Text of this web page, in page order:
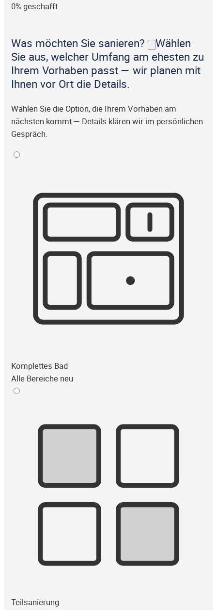
0% geschafft
Was möchten Sie sanieren?
Wählen
Sie aus, welcher Umfang am ehesten zu
Ihrem Vorhaben passt — wir planen mit
Ihnen vor Ort die Details.
Wählen Sie die Option, die Ihrem Vorhaben am
nächsten kommt — Details klären wir im persönlichen
Gespräch.
Komplettes Bad
Alle Bereiche neu
Teilsanierung